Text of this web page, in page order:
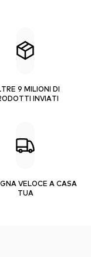
9 MILIONI DI
INVIATI
VELOCE A CASA
TUA